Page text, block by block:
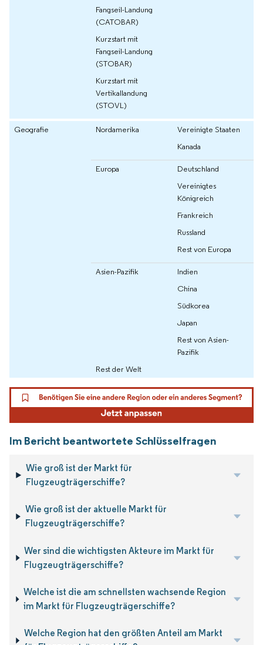
Fangseil-Landung
(CATOBAR)
Kurzstart mit
Fangseil-Landung
(STOBAR)
Kurzstart mit
Vertikallandung
(STOVL)
Geografie Nordamerika
Vereinigte Staaten
Kanada
Europa
Deutschland
Vereinigtes
Königreich
Frankreich
Russland
Rest von Europa
Asien-Pazifik
Indien
China
Südkorea
Japan
Rest von Asien-
Pazifik
Rest der Welt
Im Bericht beantwortete Schlüsselfragen
Wie groß ist der Markt für
Flugzeugträgerschiffe?
Wie groß ist der aktuelle Markt für
Flugzeugträgerschiffe?
Wer sind die wichtigsten Akteure im Markt für
Flugzeugträgerschiffe?
Welche ist die am schnellsten wachsende Region
im Markt für Flugzeugträgerschiffe?
Welche Region hat den größten Anteil am Markt